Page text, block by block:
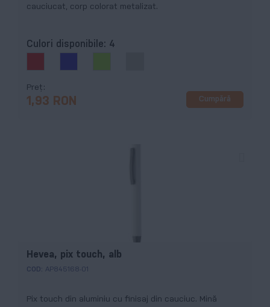
cauciucat, corp colorat metalizat.
Culori disponibile: 4
Preț
1,93 RON Cumpără
Hevea, pix touch, alb
COD: AP845168-01
Pix touch din aluminiu cu finisaj din cauciuc. Mină